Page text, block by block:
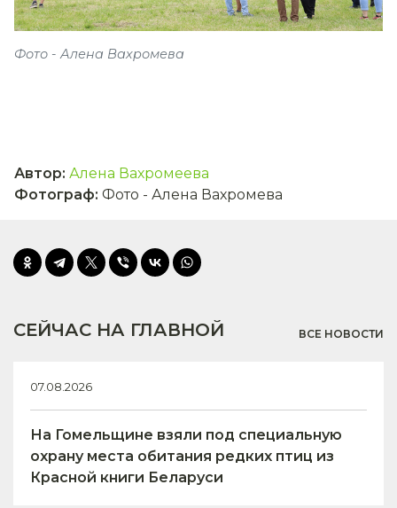
Фото - Алена Вахромева
Автор: Алена Вахромеева
Фотограф: Фото - Алена Вахромева
СЕЙЧАС НА ГЛАВНОЙ ВСЕ НОВОСТИ
07.08.2026
На Гомельщине взяли под специальную
охрану места обитания редких птиц из
Красной книги Беларуси